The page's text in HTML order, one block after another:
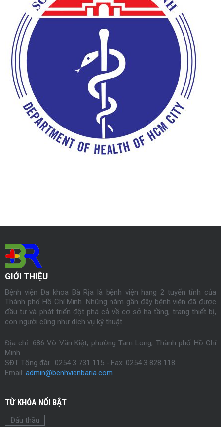
GIỚI THIỆU
Bệnh viện Đa khoa Bà Rịa là bệnh viện hạng 2 tuyến tỉnh của
Thành phố Hồ Chí Minh. Những năm gần đây bệnh viện đã được
đầu tư và phát triển đột phá cả về cơ sở hạ tầng, trang thiết bị,
con người cũng như dịch vụ kỹ thuật.
Địa chỉ: 686 Võ Văn Kiệt, phường Tam Long, Thành phố Hồ Chí
Minh
SĐT Tổng đài: 0254 3 731 115 - Fax: 0254 3 828 118
Email: admin@benhvienbaria.com
TỪ KHÓA NỔI BẬT
Đấu thầu